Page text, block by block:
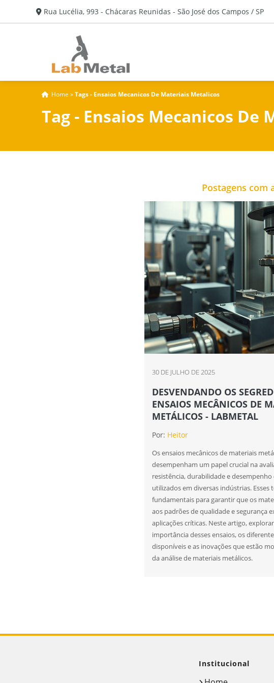
Rua Lucélia, 993 - Chácaras Reunidas - São José dos Campos / SP
Home »Tags - Ensaios Mecanicos De Materiais Metalicos
Tag - Ensaios Mecanicos
Postagens com
30 DE JULHO DE 2025
DESVENDANDO OS
ENSAIOS MECÂNICOS DE
METÁLICOS - LABMETAL
Por: Heitor
Os ensaios mecânicos de materiais
desempenham um papel crucial na
resistência, durabilidade e
utilizados em diversas indústrias. Esses
fundamentais para garantir que os
aos padrões de qualidade e segurança
aplicações críticas. Neste artigo,
importância desses ensaios, os
disponíveis e as inovações que estão
da análise de materiais metálicos.
Institucional